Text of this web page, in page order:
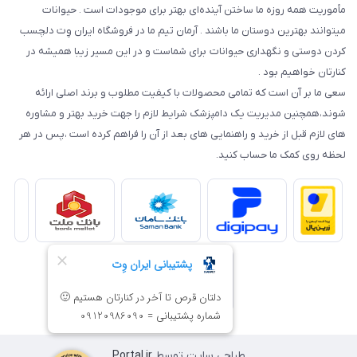
مأموریت همه روزه ما ساختن آینده‌ای بهتر برای موجودات است . حیوانات
میتوانند بهترین دوستان ما باشند . آرمان تیم ما در فروشگاه ایران وِت دلچسب
کردن دوستی و نگهداری حیوانات برای شماست و در این مسیر زیبا همیشه در
کنارتان خواهیم بود .
سعی ما بر آن است که تمامی محصولات با کیفیت مطلوب و برند اصلی ارائه
شوند،همچنین مدیریت یک دامپزشک شرایط لازم را جهت خرید بهتر و مشاوره
های لازم قبل از خرید و راهنمایی های بعد از آن را فراهم کرده است ،پس در هر
لحظه روی کمک ما حساب کنید.